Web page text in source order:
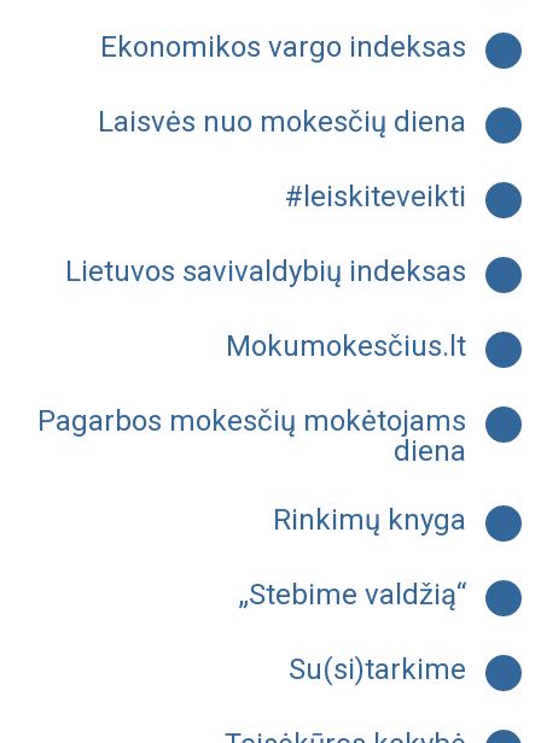
Ekonomikos vargo indeksas
Laisvės nuo mokesčių diena
#leiskiteveikti
Lietuvos savivaldybių indeksas
Mokumokesčius.lt
Pagarbos mokesčių mokėtojams
diena
Rinkimų knyga
„Stebime valdžią“
Su(si)tarkime